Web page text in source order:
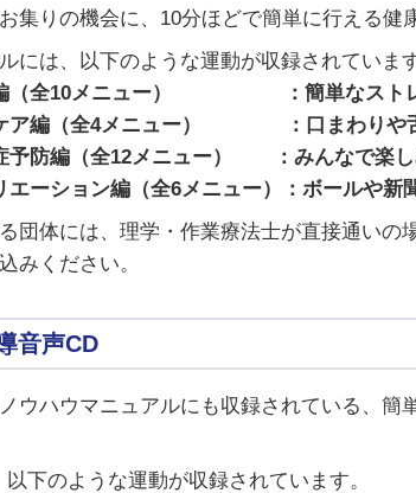
集りの機会に、10分ほどで簡単に行える健
には、以下のような運動が収録されています
（全10メニュー） ：簡単なストレ
ア編（全4メニュー） ：口まわりや舌
予防編（全12メニュー） ：みんなで楽し
エーション編（全6メニュー）：ボールや
団体には、理学・作業療法士が直接通い
みください。
音声CD
ウハウマニュアルにも収録されている、簡
以下のような運動が収録されています。